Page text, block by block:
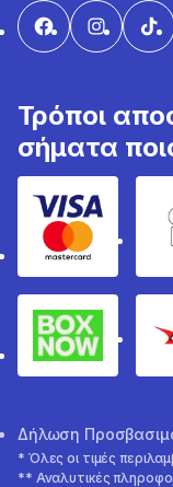
Τρόποι
σήματα
Visa &
Box Now
Δήλωση
* Όλες οι τιμές
** Αναλυτικές